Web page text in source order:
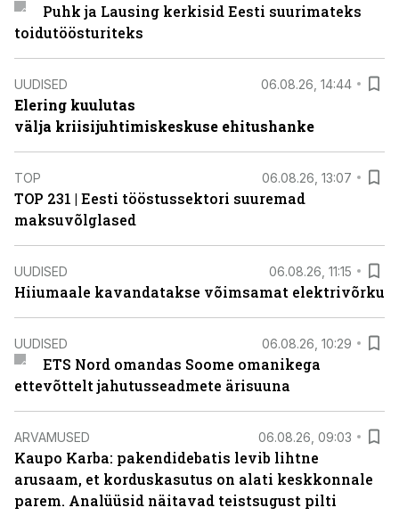
Puhk ja Lausing kerkisid Eesti suurimateks
toidutöösturiteks
UUDISED 06.08.26, 14:44
Elering kuulutas
välja kriisijuhtimiskeskuse ehitushanke
TOP 06.08.26, 13:07
TOP 231 | Eesti tööstussektori suuremad
maksuvõlglased
UUDISED 06.08.26, 11:15
Hiiumaale kavandatakse võimsamat elektrivõrku
UUDISED 06.08.26, 10:29
ETS Nord omandas Soome omanikega
ettevõttelt jahutusseadmete ärisuuna
ARVAMUSED 06.08.26, 09:03
Kaupo Karba: pakendidebatis levib lihtne
arusaam, et korduskasutus on alati keskkonnale
parem. Analüüsid näitavad teistsugust pilti